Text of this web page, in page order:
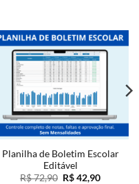
Planilha de Boletim Escolar
Editável
R$72,90 O
R$42,90O